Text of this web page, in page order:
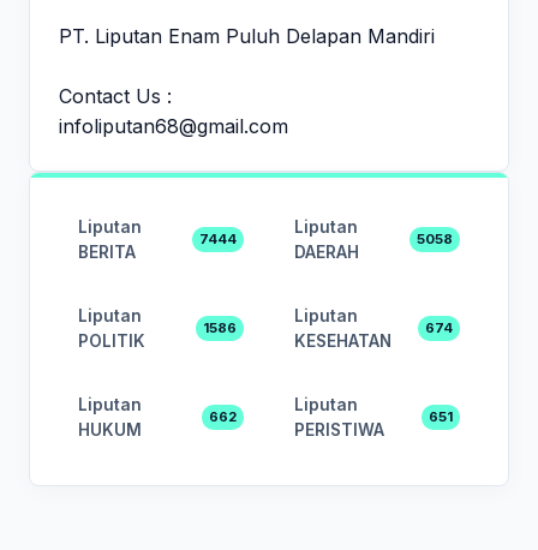
PT. Liputan Enam Puluh Delapan Mandiri
Contact Us :
infoliputan68@gmail.com
Liputan
BERITA
7444
Liputan
DAERAH
5058
Liputan
POLITIK
1586
Liputan
KESEHATAN
674
Liputan
HUKUM
662
Liputan
PERISTIWA
651